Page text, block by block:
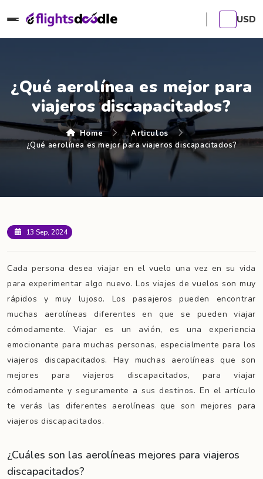
USD
¿Qué aerolínea es mejor para
viajeros discapacitados?
Home
Articulos
¿Qué aerolínea es mejor para viajeros discapacitados?
13 Sep, 2024
Cada persona desea viajar en el vuelo una vez en su vida
para experimentar algo nuevo. Los viajes de vuelos son muy
rápidos y muy lujoso. Los pasajeros pueden encontrar
muchas aerolíneas diferentes en que se pueden viajar
cómodamente. Viajar es un avión, es una experiencia
emocionante para muchas personas, especialmente para los
viajeros discapacitados. Hay muchas aerolíneas que son
mejores para viajeros discapacitados, para viajar
cómodamente y seguramente a sus destinos. En el artículo
te verás las diferentes aerolíneas que son mejores para
viajeros discapacitados.
¿Cuáles son las aerolíneas mejores para viajeros
discapacitados?